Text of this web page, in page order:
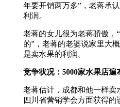
年要开销两万多”，老蒋承
利润。
老蒋的女儿很为老蒋骄傲，
的”，老蒋的老婆说家里大
是卖水果的利润。
竞争状况：5000家水果店遍
老蒋估计，成都和他一样卖
四川省营销学会方面获得的